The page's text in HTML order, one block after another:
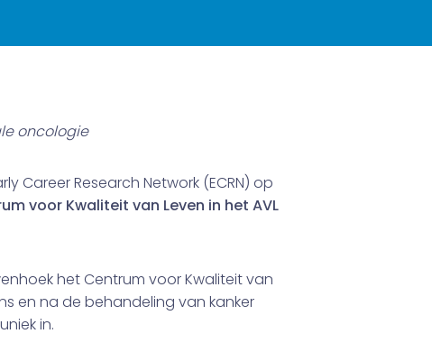
oncologie
Career Research Network (ECRN) op
voor Kwaliteit van Leven in het AVL
het Centrum voor Kwaliteit van
en na de behandeling van kanker
in.